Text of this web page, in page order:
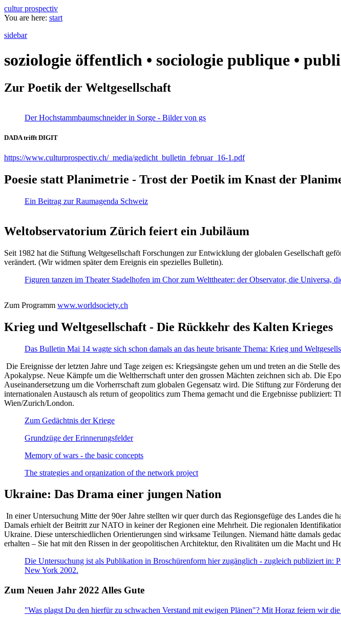
cultur prospectiv
You are here: start
sidebar
soziologie öffentlich • sociologie publique •
Zur Poetik der Weltgesellschaft
Der Hochstammbaumschneider in Sorge - Bilder von gs
DADA trifft DIGIT
https://www.culturprospectiv.ch/_media/gedicht_bulletin_februar_16-1.pdf
Poesie statt Planimetrie - Trost der Poetik im Knast der
Ein Beitrag zur Raumagenda Schweiz
Weltobservatorium Zürich feiert ein Jubiläum
Seit 1982 hat die Stiftung Weltgesellschaft Forschungen zur Entwicklung der globalen Gesellschaft
verändert. (Wir widmen später dem Ereignis ein spezielles Bulletin).
Figuren tanzen im Theater Stadelhofen im Chor zum Welttheater: der Observator, die Universa,
Zum Programm www.worldsociety.ch
Krieg und Weltgesellschaft - Die Rückkehr des Kalten Krieges
Das Bulletin Mai 14 wagte sich schon damals an das heute brisante Thema: Krieg und
Die Ereignisse der letzten Jahre und Tage zeigen es: Kriegsängste gehen um und treten an die Stelle
Apokalypse. Neue Kämpfe um die Weltherrschaft unter den grossen Mächten zeichnen sich ab. Die
Auseinandersetzung um die Vorherrschaft zum globalen Gegensatz wird. Die Stiftung zur Förderung
internationalen Austausch als return of geopolitics zum Thema gemacht und die Ergebnisse
Wien/Zurich/London.
Zum Gedächtnis der Kriege
Grundzüge der Erinnerungsfelder
Memory of wars - the basic concepts
The strategies and organization of the network project
Ukraine: Das Drama einer jungen Nation
In einer Untersuchung Mitte der 90er Jahre stellten wir quer durch das Regionsgefüge des Landes
Damals erhielt der Beitritt zur NATO in keiner der Regionen eine Mehrheit. Die regionalen
Ukraine. Diese unterschiedlichen Orientierungen sind wirksame Teilungen. Niemand hätte damals
erhalten – Sie hat mit den Rissen in der geopolitischen Architektur, den Rivalitäten um die Macht und
Die Untersuchung ist als Publikation in Broschürenform hier zugänglich - zugleich publiziert
New York 2002.
Zum Neuen Jahr 2022 Alles Gute
"Was plagst Du den hierfür zu schwachen Verstand mit ewigen Plänen"? Mit Horaz feiern wir